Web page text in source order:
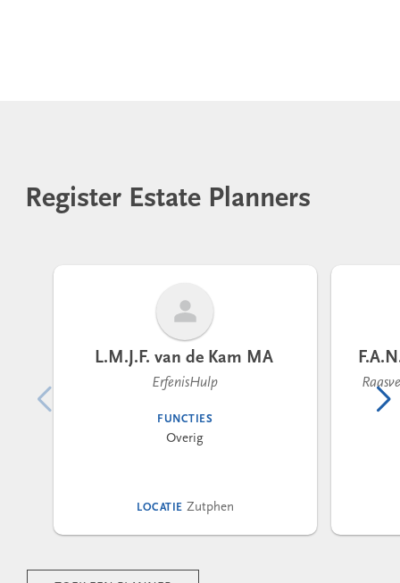
Register Estate Planners
L.M.J.F. van de Kam MA
ErfenisHulp
FUNCTIES
Overig
LOCATIE Zutphen